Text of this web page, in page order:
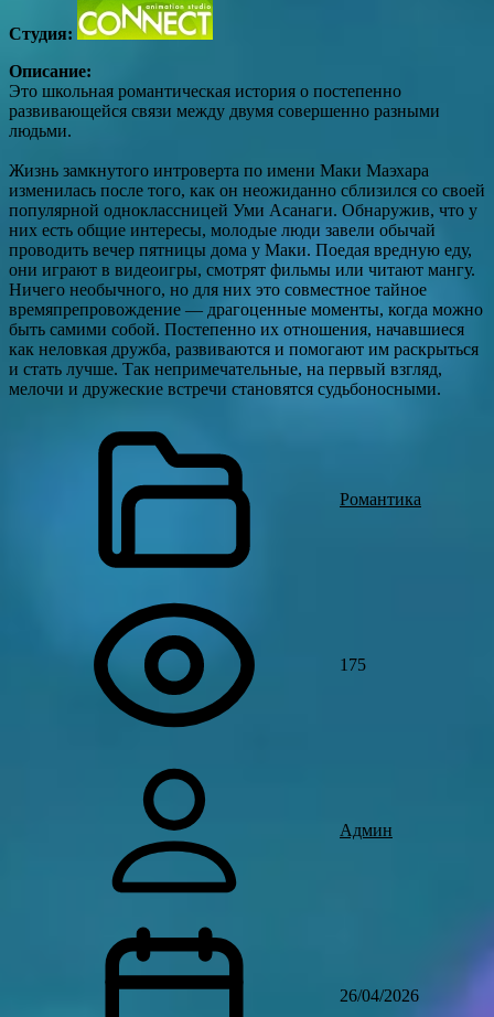
Студия:
Описание:
Это школьная романтическая история о постепенно
развивающейся связи между двумя совершенно разными
людьми.
Жизнь замкнутого интроверта по имени Маки Маэхара
изменилась после того, как он неожиданно сблизился со своей
популярной одноклассницей Уми Асанаги. Обнаружив, что у
них есть общие интересы, молодые люди завели обычай
проводить вечер пятницы дома у Маки. Поедая вредную еду,
они играют в видеоигры, смотрят фильмы или читают мангу.
Ничего необычного, но для них это совместное тайное
времяпрепровождение — драгоценные моменты, когда можно
быть самими собой. Постепенно их отношения, начавшиеся
как неловкая дружба, развиваются и помогают им раскрыться
и стать лучше. Так непримечательные, на первый взгляд,
мелочи и дружеские встречи становятся судьбоносными.
Романтика
175
Админ
26/04/2026